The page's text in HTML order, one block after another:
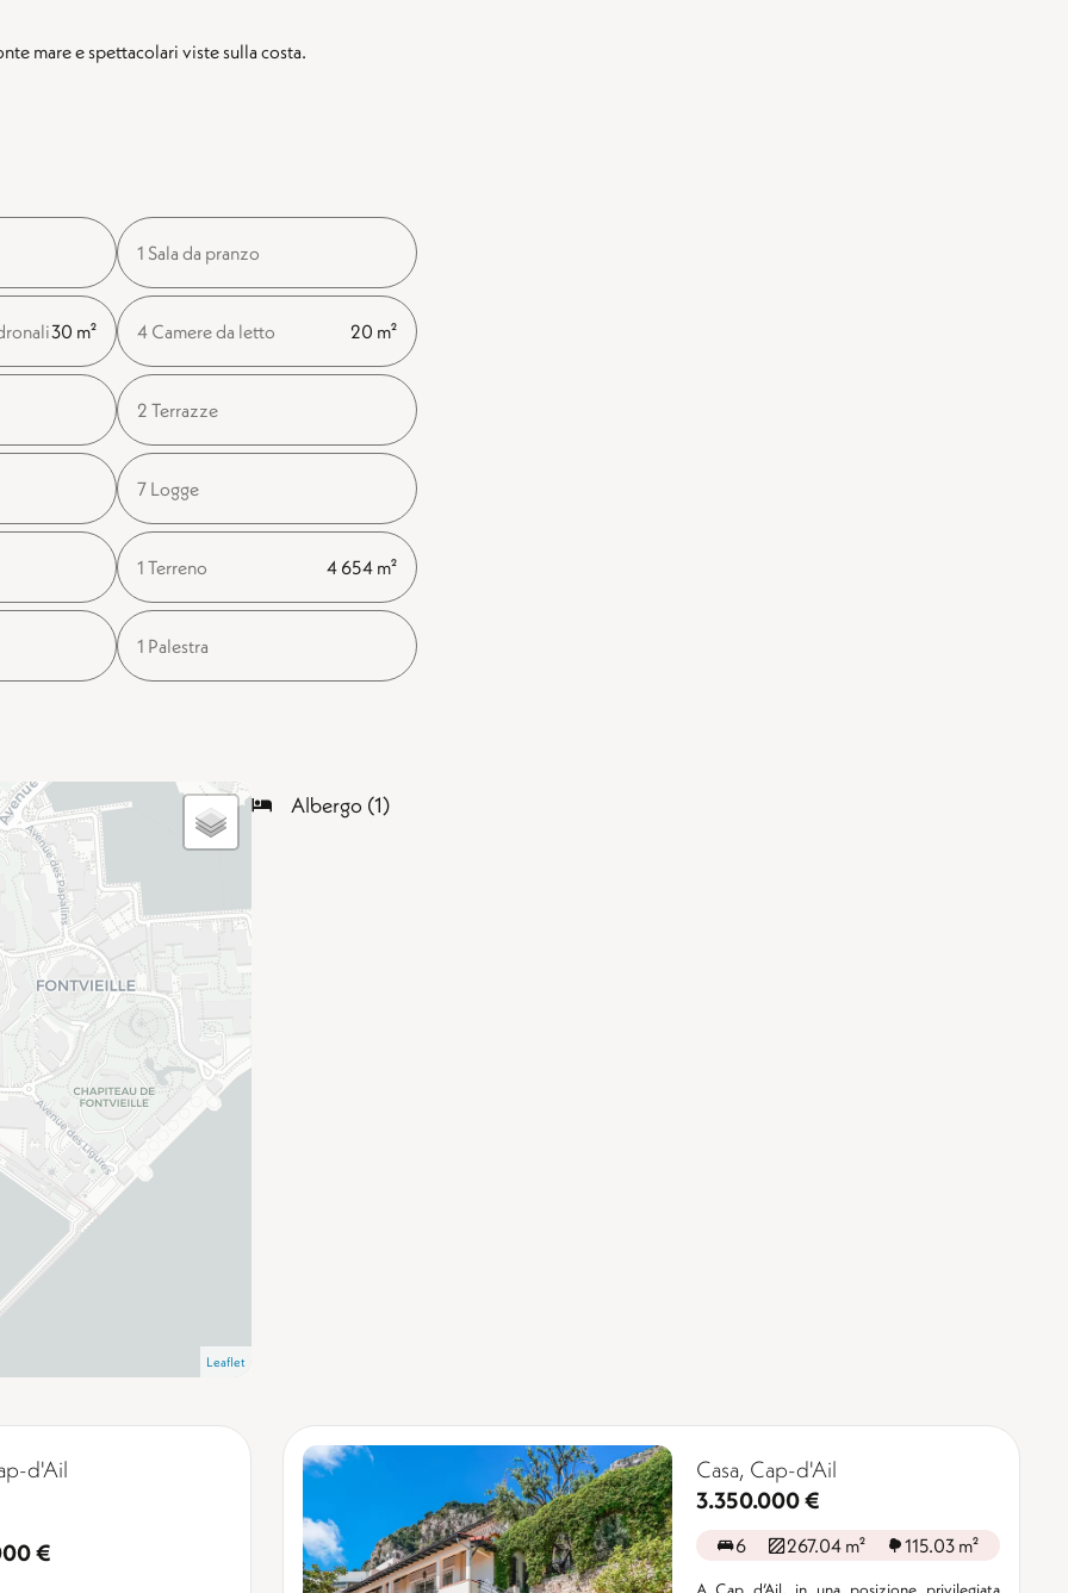
mare e spettacolari viste sulla costa.
1 Sala da pranzo
30 m² 4 Camere da letto 20 m²
2 Terrazze
7 Logge
1 Terreno 4 654 m²
1 Palestra
Leaflet
Albergo (1)
d'Ail
€
Casa, Cap-d'Ail
3.350.000 €
6 267.04 m² 115.03 m²